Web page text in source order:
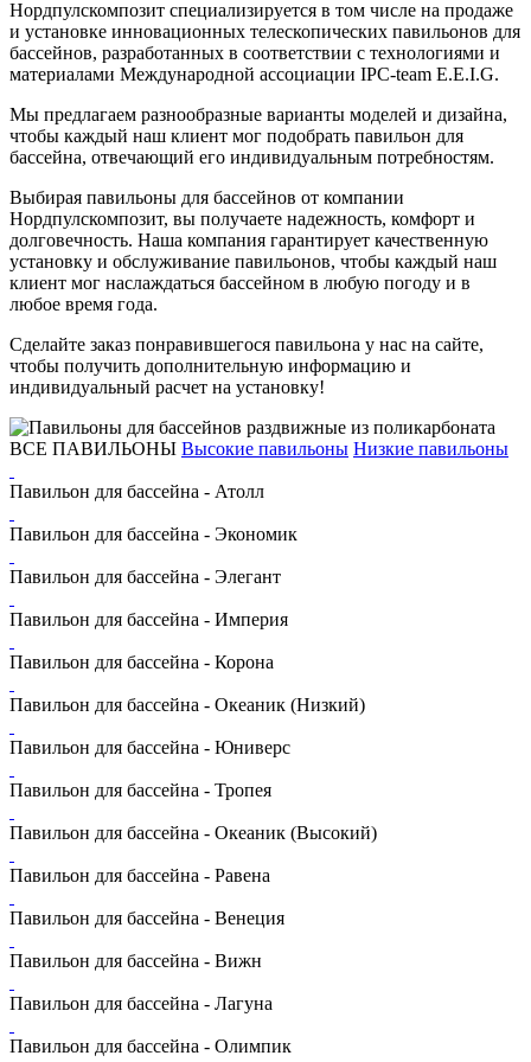
Нордпулскомпозит специализируется в том числе на продаже
и установке инновационных телескопических павильонов для
бассейнов, разработанных в соответствии с технологиями и
материалами Международной ассоциации IPC-team E.E.I.G.
Мы предлагаем разнообразные варианты моделей и дизайна,
чтобы каждый наш клиент мог подобрать павильон для
бассейна, отвечающий его индивидуальным потребностям.
Выбирая павильоны для бассейнов от компании
Нордпулскомпозит, вы получаете надежность, комфорт и
долговечность. Наша компания гарантирует качественную
установку и обслуживание павильонов, чтобы каждый наш
клиент мог наслаждаться бассейном в любую погоду и в
любое время года.
Сделайте заказ понравившегося павильона у нас на сайте,
чтобы получить дополнительную информацию и
индивидуальный расчет на установку!
ВСЕ ПАВИЛЬОНЫ Высокие павильоны Низкие павильоны
Павильон для бассейна - Атолл
Павильон для бассейна - Экономик
Павильон для бассейна - Элегант
Павильон для бассейна - Империя
Павильон для бассейна - Корона
Павильон для бассейна - Океаник (Низкий)
Павильон для бассейна - Юниверс
Павильон для бассейна - Тропея
Павильон для бассейна - Океаник (Высокий)
Павильон для бассейна - Равена
Павильон для бассейна - Венеция
Павильон для бассейна - Вижн
Павильон для бассейна - Лагуна
Павильон для бассейна - Олимпик